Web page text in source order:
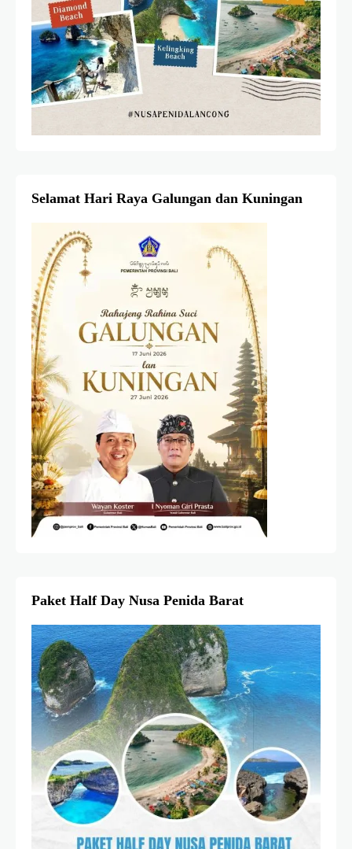
Selamat Hari Raya Galungan dan Kuningan
Paket Half Day Nusa Penida Barat